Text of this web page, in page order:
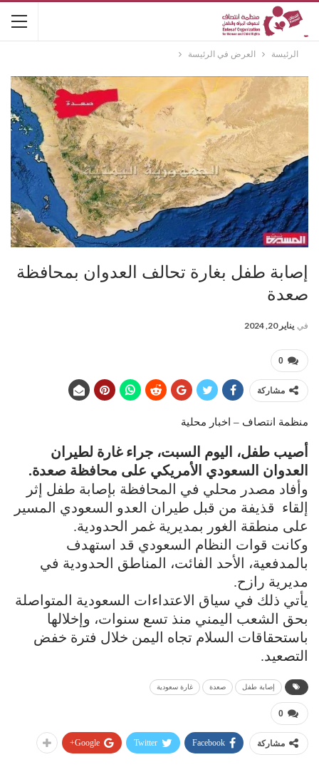
الرئيسة العرض في الرئيسة
إصابة طفل بغارة تحالف العدوان بمحافظة
صعدة
في يناير 20, 2024
0
مشاركة
منظمة انتصاف – اخبار محلية
أصيب طفل، اليوم السبت، جراء غارة لطيران
العدوان السعودي الأمريكي على محافظة صعدة.
وأفاد مصدر محلي في المحافظة بإصابة طفل إثر
إلقاء قذيفة من قبل طيران العدو السعودي المسير
على منطقة الغور بمديرية غمر الحدودية.
وكانت قوات النظام السعودي قد استهدف
بالمدفعية، الأحد الفائت، المناطق الحدودية في
مديرية رازح.
يأتي ذلك في سياق الاعتداءات السعودية المتواصلة
بحق الشعب اليمني منذ تسع سنوات، وإخلالها
باستحقاقات السلام تجاه اليمن خلال فترة خفض
التصعيد.
إصابة طفل صعدة غارة سعودية
0
مشاركة Facebook
Twitter
Google+